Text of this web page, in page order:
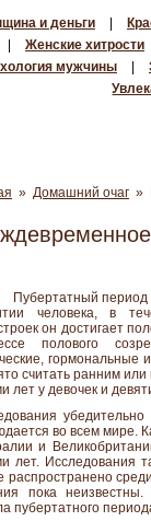
и деньги
Женские хитрости
мужчины
» Домашний очаг »
Пубертатный период
человека, в
он достигает
полового
гормональные
считать ранним
лет у девочек и
во всем мире.
и
лет. Исследования
распространено
пока неизвестны.
пубертатного